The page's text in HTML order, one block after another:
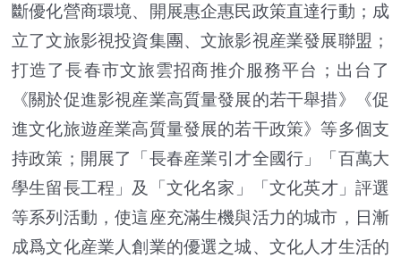
斷優化營商環境、開展惠企惠民政策直達行動；成
立了文旅影視投資集團、文旅影視産業發展聯盟；
打造了長春市文旅雲招商推介服務平台；出台了
《關於促進影視産業高質量發展的若干舉措》《促
進文化旅遊産業高質量發展的若干政策》等多個支
持政策；開展了「長春産業引才全國行 」 「 百萬大
學生留長工程 」 及 「 文化名家 」 「 文化英才」 評選
等系列活動，使這座充滿生機與活力的城市，日漸
成爲文化産業人創業的優選之城、文化人才生活的